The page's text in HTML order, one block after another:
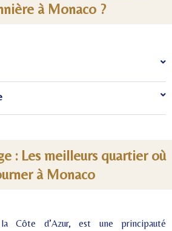
à Monaco ?
: Les meilleurs quartier où
à Monaco
Côte d’Azur, est une principauté